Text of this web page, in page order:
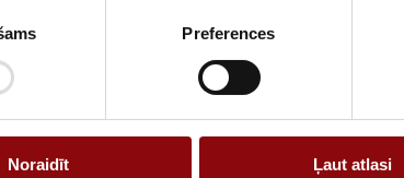
Preferences
Noraidīt Ļaut atlasi